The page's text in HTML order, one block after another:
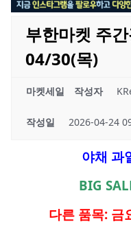
부한마켓 주
04/30(목)
마켓세일 작성자
작성일 2026-04-24
야채 과
BIG
다른 품목: 금